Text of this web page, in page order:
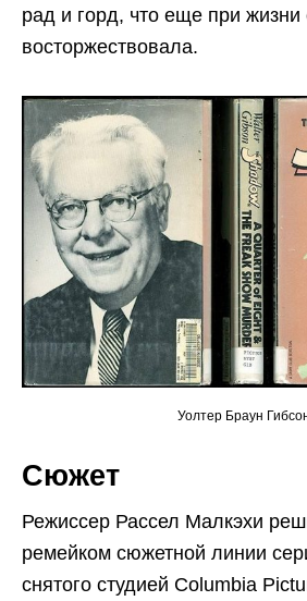
рад и горд, что еще при жизни
восторжествовала.
Уолтер Браун
Сюжет
Режиссер Рассел Малкэхи
ремейком сюжетной линии
снятого студией Columbia